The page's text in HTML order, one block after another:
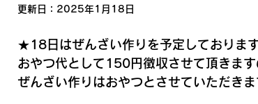
更新日： 2025年1月18日
★18日はぜんざい作りを予定しております
おやつ代として150円徴収させて頂きま
ぜんざい作りはおやつとさせていただき